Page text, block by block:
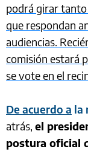
podrá girar tanto
que respondan
audiencias.
comisión estará
se vote en el
De acuerdo a la
atrás, el
postura oficial